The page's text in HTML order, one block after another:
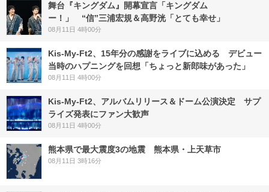
舞台『キングダム』開幕宣言「キングダム
ー！」 “信”三浦宏規＆高野洸「とても幸せ」
08月11日 4時00分
Kis-My-Ft2、15年分の感謝をライブに込める デビュー
当時のハプニングを回想「ちょっと新郎味があった」
08月11日 4時00分
Kis-My-Ft2、アルバムリリース＆ドーム公演決定 サプ
ライズ発表にファン大歓声
08月11日 4時00分
熊本県で最大震度3の地震 熊本県・上天草市
08月11日 3時16分